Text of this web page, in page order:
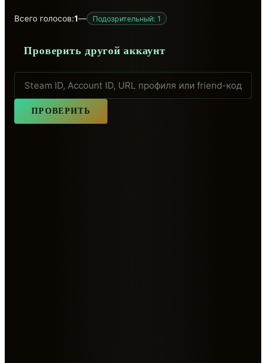
Всего голосов:1— Подозрительный: 1
Проверить другой аккаунт
ПРОВЕРИТЬ